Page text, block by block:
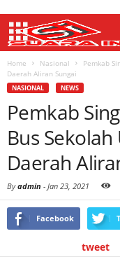
Home Nasional
Pemkab
Daerah Aliran Sungai
NASIONAL NEWS
Pemkab
Bus
Daerah
Byadmin - Jan 23, 2021
Facebook
tweet